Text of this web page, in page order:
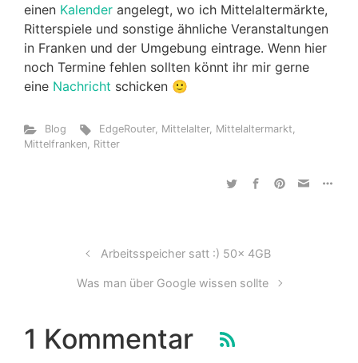
einen Kalender angelegt, wo ich Mittelaltermärkte,
Ritterspiele und sonstige ähnliche Veranstaltungen
in Franken und der Umgebung eintrage. Wenn hier
noch Termine fehlen sollten könnt ihr mir gerne
eine Nachricht schicken 🙂
Blog EdgeRouter, Mittelalter, Mittelaltermarkt,
Mittelfranken, Ritter
Arbeitsspeicher satt :) 50x 4GB
Was man über Google wissen sollte
1 Kommentar